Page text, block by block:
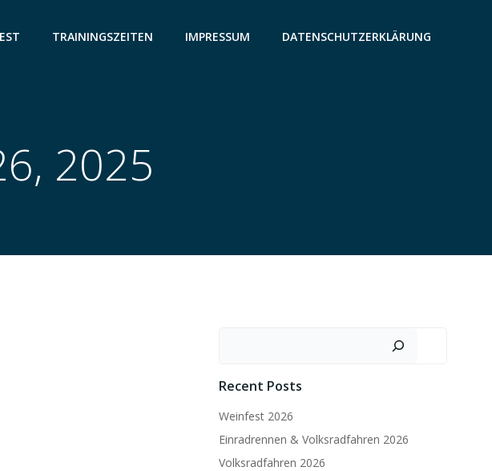
TRAININGSZEITEN IMPRESSUM DATENSCHUTZERKLÄRUNG
2025
Recent Posts
Weinfest 2026
Einradrennen & Volksradfahren 2026
Volksradfahren 2026